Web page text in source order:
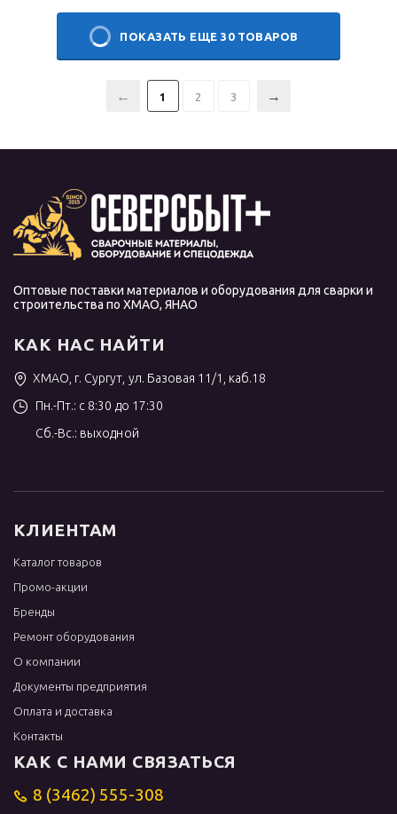
ПОКАЗАТЬ ЕЩЕ 30 ТОВАРОВ
1 2 3
Оптовые поставки материалов и оборудования для сварки и
строительства по ХМАО, ЯНАО
КАК НАС НАЙТИ
ХМАО, г. Сургут, ул. Базовая 11/1, каб.18
Пн.-Пт.: с 8:30 до 17:30
Сб.-Вс.: выходной
КЛИЕНТАМ
Каталог товаров
Промо-акции
Бренды
Ремонт оборудования
О компании
Документы предприятия
Оплата и доставка
Контакты
КАК С НАМИ СВЯЗАТЬСЯ
8 (3462) 555-308